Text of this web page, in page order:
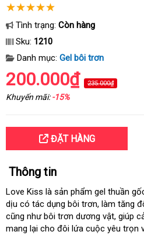
Tình trạng: Còn hàng
Sku: 1210
Danh mục: Gel bôi trơn
200.000₫ 235.000₫
Khuyến mãi:-15%
ĐẶT HÀNG
Thông tin
Love Kiss là sản phẩm gel thuần
dịu có tác dụng bôi trơn, làm tăng
cũng như bôi trơn dương vật, giúp
mang lại cho đôi lứa cuộc yêu trọn